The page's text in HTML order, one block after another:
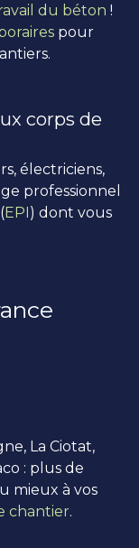
du béton !
pour
corps de
électriciens,
professionnel
EPI) dont vous
La Ciotat,
: plus de
mieux à vos
chantier.